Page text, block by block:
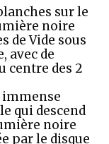
sur le
noire
de Vide sous
avec de
centre des 2
immense
qui descend
noire
par le disque